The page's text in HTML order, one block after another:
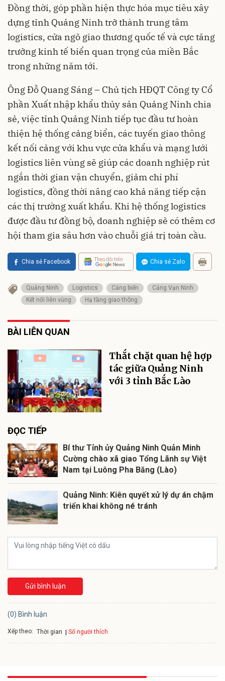
Đồng thời, góp phần hiện thực hóa mục tiêu xây
dựng tỉnh Quảng Ninh trở thành trung tâm
logistics, cửa ngõ giao thương quốc tế và cực tăng
trưởng kinh tế biển quan trọng của miền Bắc
trong những năm tới.
Ông Đỗ Quang Sáng – Chủ tịch HĐQT Công ty Cổ
phần Xuất nhập khẩu thủy sản Quảng Ninh chia
sẻ, việc tỉnh Quảng Ninh tiếp tục đầu tư hoàn
thiện hệ thống cảng biển, các tuyến giao thông
kết nối cảng với khu vực cửa khẩu và mạng lưới
logistics liên vùng sẽ giúp các doanh nghiệp rút
ngắn thời gian vận chuyển, giảm chi phí
logistics, đồng thời nâng cao khả năng tiếp cận
các thị trường xuất khẩu. Khi hệ thống logistics
được đầu tư đồng bộ, doanh nghiệp sẽ có thêm cơ
hội tham gia sâu hơn vào chuỗi giá trị toàn cầu.
Chia sẻ Facebook Theo dõi trên Chia sẻ Zalo
Quảng Ninh Logistics Cảng biển
Cảng Vạn Ninh
Kết nối liên vùng
Hạ tầng giao thông
BÀI LIÊN QUAN
Thắt chặt quan hệ hợp
tác giữa Quảng Ninh
với 3 tỉnh Bắc Lào
ĐỌC TIẾP
Bí thư Tỉnh ủy Quảng Ninh Quản Minh
Cường chào xã giao Tổng Lãnh sự Việt
Nam tại Luông Pha Băng (Lào)
Quảng Ninh: Kiên quyết xử lý dự án chậm
triển khai không né tránh
Gửi bình luận
(0) Bình luận
Xếp theo: Thời gian Số người thích